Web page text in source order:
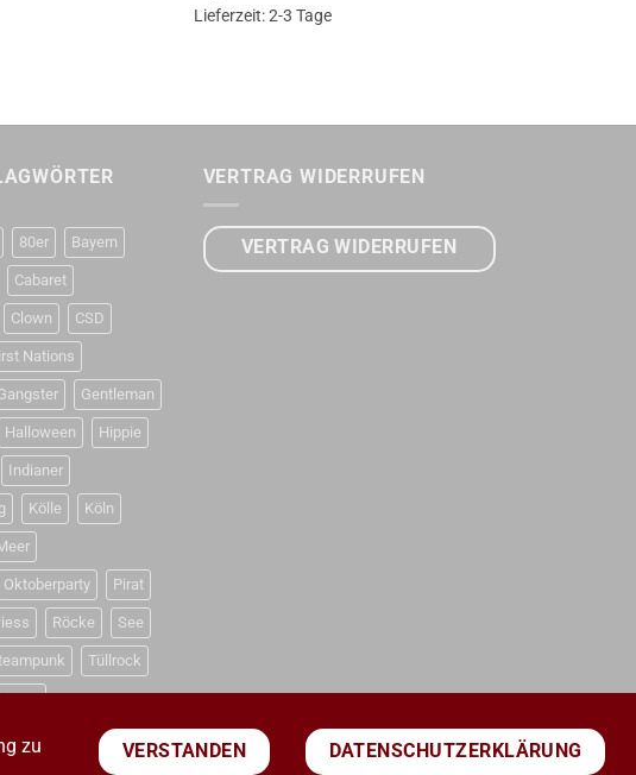
Lieferzeit:2-3 Tage
80er Bayern
Cabaret
Clown CSD
Nations
Gentleman
Halloween Hippie
Indianer
Kölle Köln
Oktoberparty Pirat
Röcke See
Tüllrock
VERTRAG WIDERRUFEN
VERTRAG WIDERRUFEN
zu
VERSTANDEN DATENSCHUTZERKLÄRUNG